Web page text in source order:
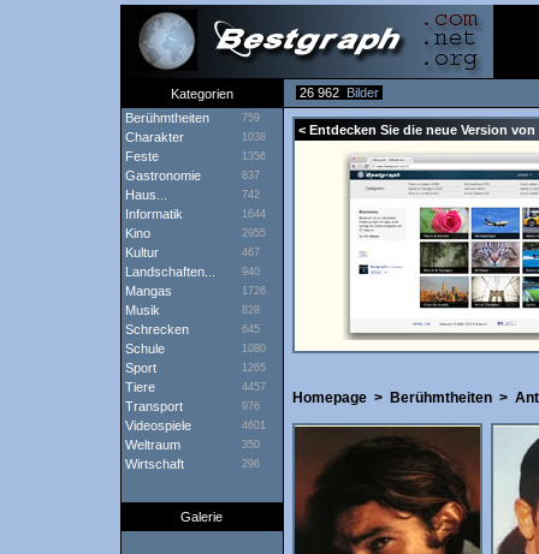
Kategorien 26 962 Bilder
Berühmtheiten
759
Charakter 1038
Feste 1356
Gastronomie 837
Haus... 742
Informatik 1644
Kino 2955
Kultur 467
Landschaften... 940
Mangas 1726
Musik 828
Schrecken 645
Schule 1080
Sport 1265
Tiere 4457
Transport 976
Videospiele 4601
Weltraum 350
Wirtschaft 296
Galerie
< Entdecken Sie die neue Version
Homepage> Berühmtheiten>